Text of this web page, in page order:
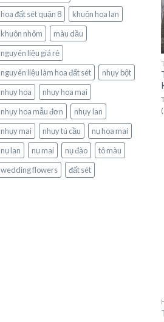
hoa đất sét quận 8
khuôn hoa lan
khuôn nhôm
màu dầu
nguyên liệu giá rẻ
nguyên liệu làm hoa đất sét
nhụy bột
nhụy hoa
nhụy hoa mai
nhụy hoa mẫu đơn
nhụy lan
nhụy mai
nhụy tú cầu
nụ hoa mai
nụ lan
nụ mai nụ đào
tô màu
wedding flowers
đất sét